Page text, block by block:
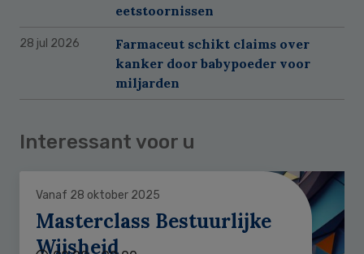
eetstoornissen
28 jul 2026
Farmaceut schikt claims over
kanker door babypoeder voor
miljarden
Interessant voor u
Vanaf 28 oktober 2025
Masterclass Bestuurlijke
Wijsheid